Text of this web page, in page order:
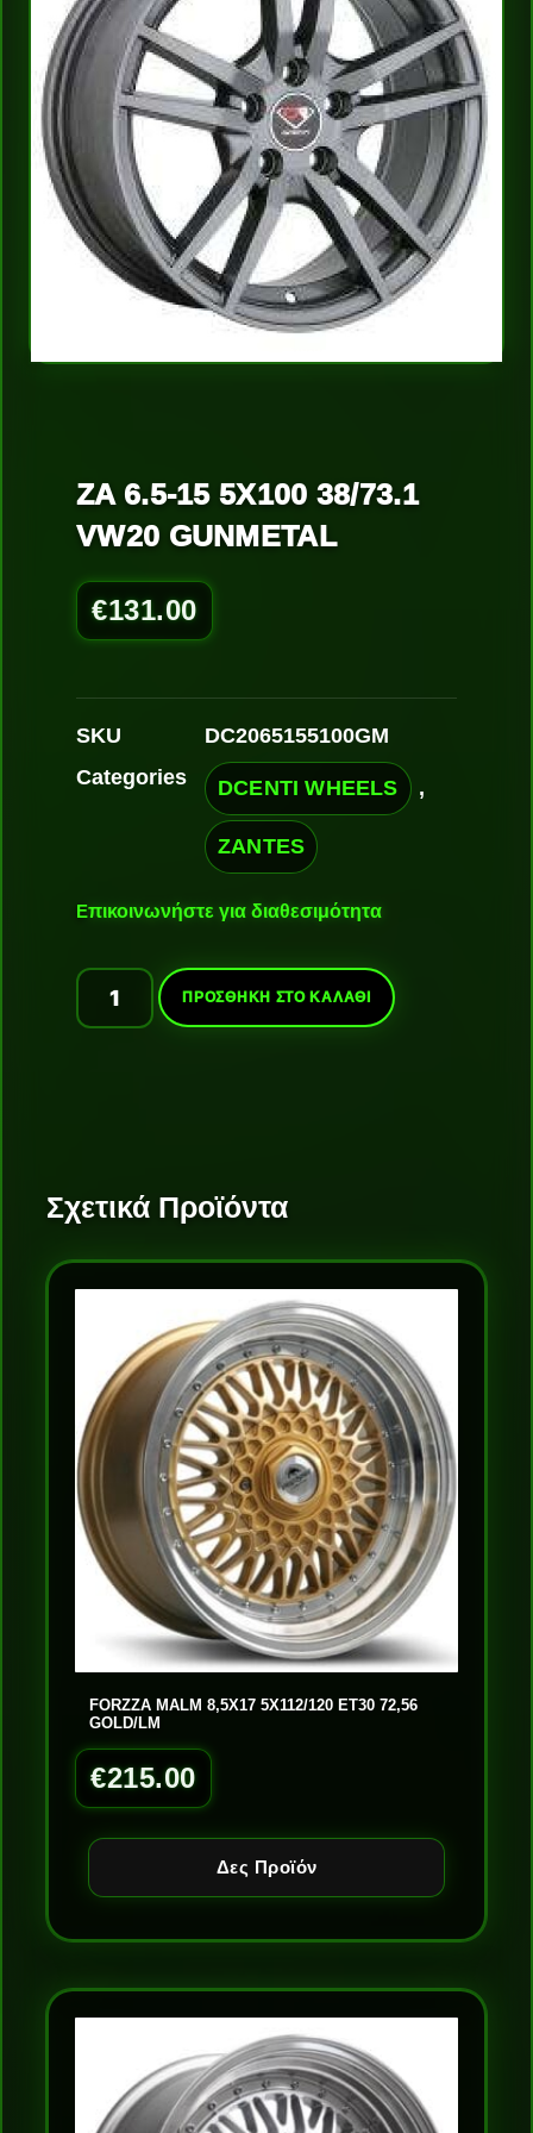
ZA 6.5-15 5X100 38/73.1
VW20 GUNMETAL
€131.00
SKU
DC2065155100GM
Categories
DCENTI WHEELS ,
ZANTES
Επικοινωνήστε για διαθεσιμότητα
ΠΡΟΣΘΉΚΗ ΣΤΟ ΚΑΛΆΘΙ
Σχετικά Προϊόντα
FORZZA MALM 8,5X17 5X112/120 ET30 72,56
GOLD/LM
€215.00
Δες Προϊόν